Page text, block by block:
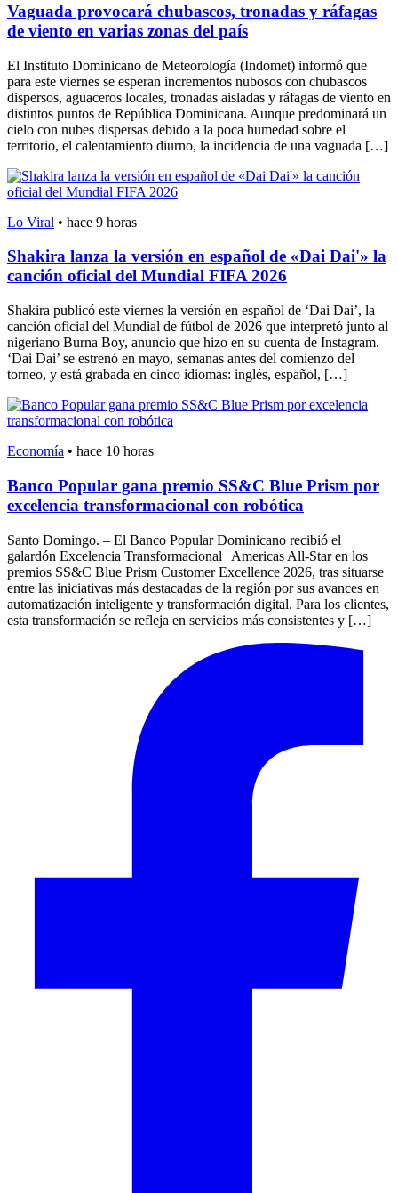
Vaguada provocará chubascos, tronadas y ráfagas
de viento en varias zonas del país
El Instituto Dominicano de Meteorología (Indomet) informó que
para este viernes se esperan incrementos nubosos con chubascos
dispersos, aguaceros locales, tronadas aisladas y ráfagas de viento en
distintos puntos de República Dominicana. Aunque predominará un
cielo con nubes dispersas debido a la poca humedad sobre el
territorio, el calentamiento diurno, la incidencia de una vaguada […]
Lo Viral • hace 9 horas
Shakira lanza la versión en español de «Dai Dai'» la
canción oficial del Mundial FIFA 2026
Shakira publicó este viernes la versión en español de ‘Dai Dai’, la
canción oficial del Mundial de fútbol de 2026 que interpretó junto al
nigeriano Burna Boy, anuncio que hizo en su cuenta de Instagram.
‘Dai Dai’ se estrenó en mayo, semanas antes del comienzo del
torneo, y está grabada en cinco idiomas: inglés, español, […]
Economía • hace 10 horas
Banco Popular gana premio SS&C Blue Prism por
excelencia transformacional con robótica
Santo Domingo. – El Banco Popular Dominicano recibió el
galardón Excelencia Transformacional | Americas All-Star en los
premios SS&C Blue Prism Customer Excellence 2026, tras situarse
entre las iniciativas más destacadas de la región por sus avances en
automatización inteligente y transformación digital. Para los clientes,
esta transformación se refleja en servicios más consistentes y […]